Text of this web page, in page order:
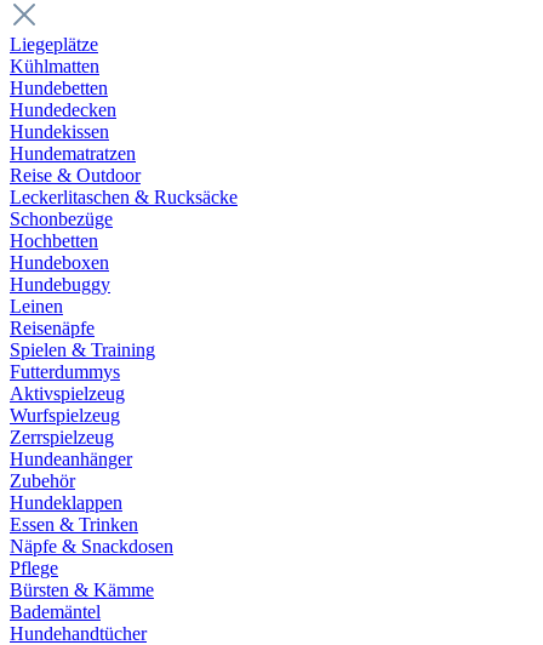
Liegeplätze
Kühlmatten
Hundebetten
Hundedecken
Hundekissen
Hundematratzen
Reise & Outdoor
Leckerlitaschen & Rucksäcke
Schonbezüge
Hochbetten
Hundeboxen
Hundebuggy
Leinen
Reisenäpfe
Spielen & Training
Futterdummys
Aktivspielzeug
Wurfspielzeug
Zerrspielzeug
Hundeanhänger
Zubehör
Hundeklappen
Essen & Trinken
Näpfe & Snackdosen
Pflege
Bürsten & Kämme
Bademäntel
Hundehandtücher